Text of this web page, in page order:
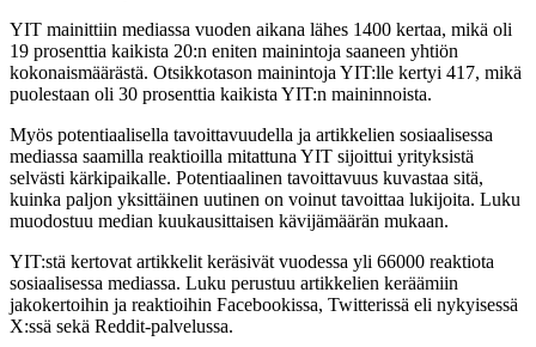
YIT mainittiin mediassa vuoden aikana lähes 1400 kertaa, mikä oli
19 prosenttia kaikista 20:n eniten mainintoja saaneen yhtiön
kokonaismäärästä. Otsikkotason mainintoja YIT:lle kertyi 417, mikä
puolestaan oli 30 prosenttia kaikista YIT:n maininnoista.
Myös potentiaalisella tavoittavuudella ja artikkelien sosiaalisessa
mediassa saamilla reaktioilla mitattuna YIT sijoittui yrityksistä
selvästi kärkipaikalle. Potentiaalinen tavoittavuus kuvastaa sitä,
kuinka paljon yksittäinen uutinen on voinut tavoittaa lukijoita. Luku
muodostuu median kuukausittaisen kävijämäärän mukaan.
YIT:stä kertovat artikkelit keräsivät vuodessa yli 66000 reaktiota
sosiaalisessa mediassa. Luku perustuu artikkelien keräämiin
jakokertoihin ja reaktioihin Facebookissa, Twitterissä eli nykyisessä
X:ssä sekä Reddit-palvelussa.